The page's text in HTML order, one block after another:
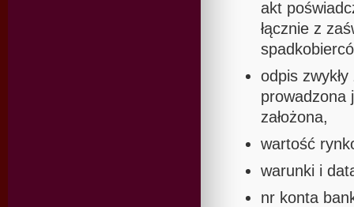
akt
łącznie z
odpis
prowadzona
założona,
wartość
warunki i
nr konta